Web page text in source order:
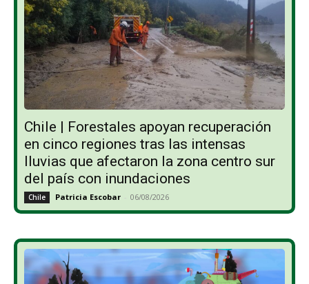
Chile | Forestales apoyan recuperación
en cinco regiones tras las intensas
lluvias que afectaron la zona centro sur
del país con inundaciones
Chile Patricia Escobar - 06/08/2026